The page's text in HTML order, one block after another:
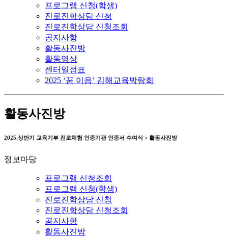
프로그램 신청(학생)
진로진학상담 신청
진로진학상담 신청조회
공지사항
활동사진방
활동영상
센터일정표
2025 ‘꿈 이음’ 김해교육박람회
활동사진방
2025.상반기 교육기부 진로체험 인증기관 인증서 수여식 > 활동사진방
정보마당
프로그램 신청조회
프로그램 신청(학생)
진로진학상담 신청
진로진학상담 신청조회
공지사항
활동사진방